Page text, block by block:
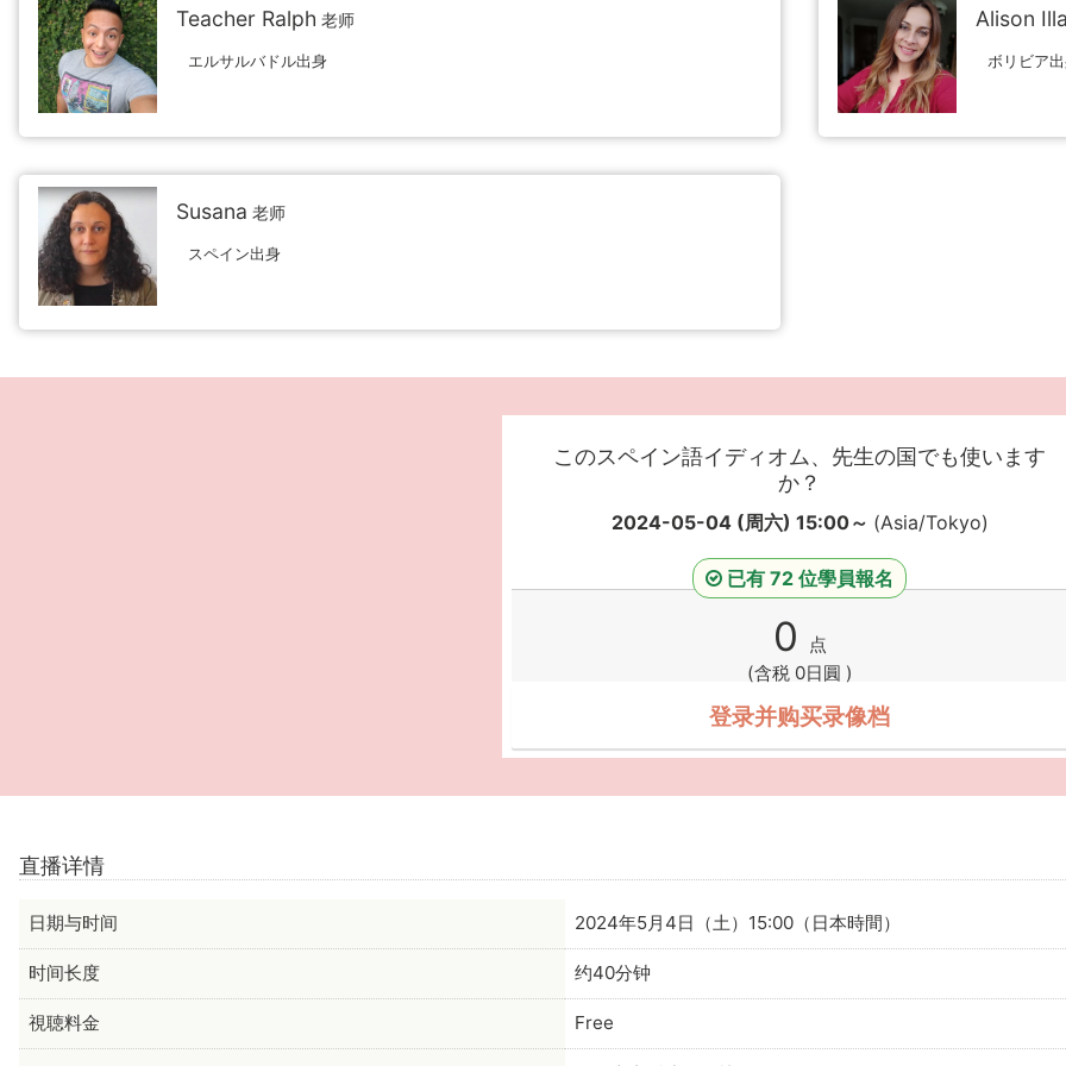
Teacher Ralph 老师
エルサルバドル出身
Alison
ボリビア
Susana 老师
スペイン出身
このスペイン語イディオム、先生の国でも使います
か？
2024-05-04 (周六) 15:00～ (Asia/Tokyo)
已有 72 位學員報名
0
点
(含税 0日圓 )
登录并购买录像档
直播详情
日期与时间 2024年5月4日（土）15:00（日本時間）
时间长度 约40分钟
視聴料金 Free